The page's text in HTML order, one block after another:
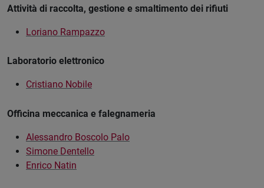
Attività di raccolta, gestione e smaltimento dei rifiuti
Loriano Rampazzo
Laboratorio elettronico
Cristiano Nobile
Officina meccanica e falegnameria
Alessandro Boscolo Palo
Simone Dentello
Enrico Natin